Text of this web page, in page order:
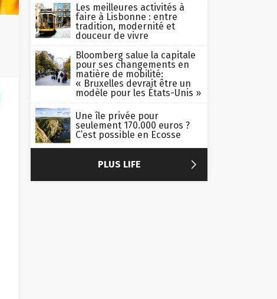
Les meilleures activités à
faire à Lisbonne : entre
tradition, modernité et
douceur de vivre
Bloomberg salue la capitale
pour ses changements en
matière de mobilité:
« Bruxelles devrait être un
modèle pour les États-Unis »
Une île privée pour
seulement 170.000 euros ?
C’est possible en Ecosse
PLUS LIFE 